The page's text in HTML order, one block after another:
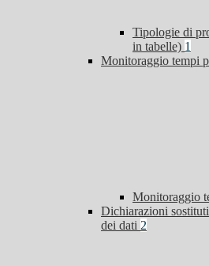
Tipologie di
in tabelle) 1
Monitoraggio tempi
Monitoraggio
Dichiarazioni
dei dati 2